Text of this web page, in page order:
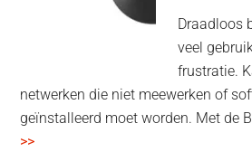
Draadloos
veel
frustratie.
netwerken die niet meewerken of
geïnstalleerd moet worden. Met de
>>overBelkin